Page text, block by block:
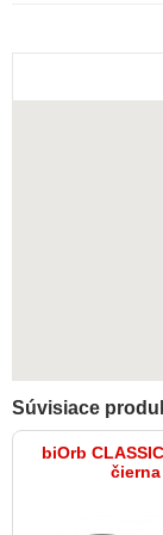
Súvisiace
biOrb
čierna